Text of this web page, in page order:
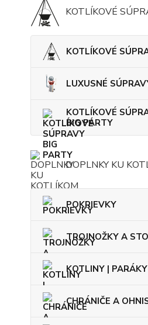
KOTLÍKOVÉ
KOTLÍKOVÉ
LUXUSNÉ
KOTLÍKOVÉ
BIG PARTY
DOPLNKY KU
POKRIEVKY
TROJNOŽKY A
KOTLINY | PARÁKY
CHRÁNIČE A